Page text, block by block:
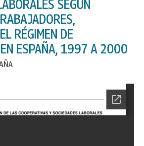
SEGÚN
RÉGIMEN DE
EN ESPAÑA, 1997 A 2000